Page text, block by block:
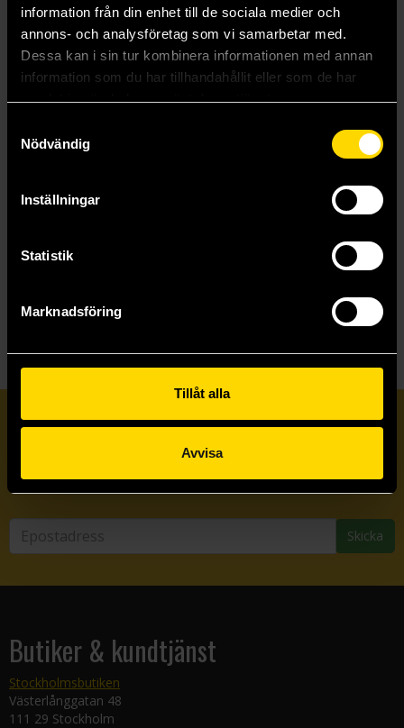
information från din enhet till de sociala medier och
annons- och analysföretag som vi samarbetar med.
Dessa kan i sin tur kombinera informationen med annan
information som du har tillhandahållit eller som de har
samlat in när du har använt deras tjänster.
Nödvändig
Inställningar
Statistik
Marknadsföring
Tillåt alla
Avvisa
Shiny Breviceps Figure (Gacha)
Milestone
119 kr
Cats Cats Cats
79 kr
Prenumerera på vårt nyhetsbrev
Skicka
Butiker & kundtjänst
Stockholmsbutiken
Västerlånggatan 48
111 29 Stockholm